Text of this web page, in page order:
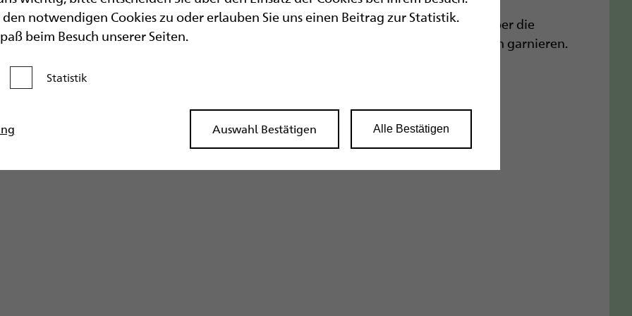
Nudeln nach Anweisung zubereiten.
Dann die Nudeln auf einen Teller oder einer Portionsschale anrichten, die Sauce über die
Nudeln geben und beispielsweise mit gehackten Erdnusskernen oder Röstzwiebeln garnieren.
notwendigen Cookies zu oder erlauben Sie uns einen Beitrag zur Statistik.
beim Besuch unserer Seiten.
Statistik
Auswahl Bestätigen Alle Bestätigen